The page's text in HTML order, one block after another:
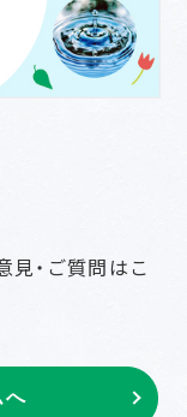
・ご質問はこ
へ